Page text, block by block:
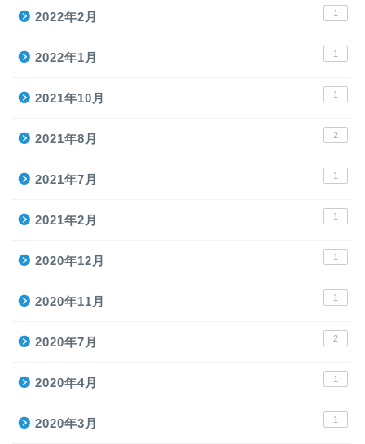
2022年2月 1
2022年1月 1
2021年10月 1
2021年8月 2
2021年7月 1
2021年2月 1
2020年12月 1
2020年11月 1
2020年7月 2
2020年4月 1
2020年3月 1